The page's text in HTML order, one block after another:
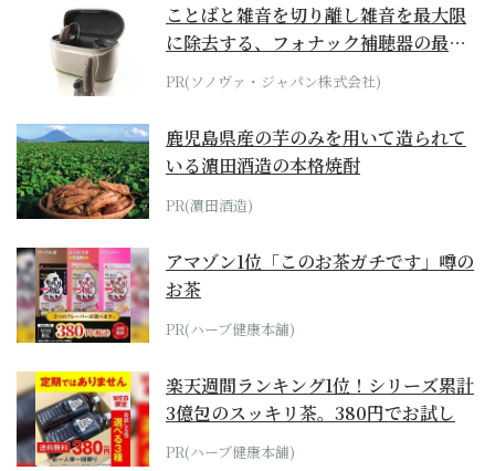
ことばと雑音を切り離し雑音を最大限
に除去する、フォナック補聴器の最上
位モデル
PR(ソノヴァ・ジャパン株式会社)
鹿児島県産の芋のみを用いて造られて
いる濵田酒造の本格焼酎
PR(濵田酒造)
アマゾン1位「このお茶ガチです」噂の
お茶
PR(ハーブ健康本舗)
楽天週間ランキング1位！シリーズ累計
3億包のスッキリ茶。380円でお試し
PR(ハーブ健康本舗)